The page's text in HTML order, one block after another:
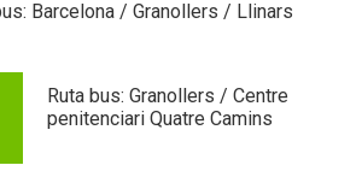
Barcelona / Granollers / Llinars
Ruta bus: Granollers / Centre
penitenciari Quatre Camins